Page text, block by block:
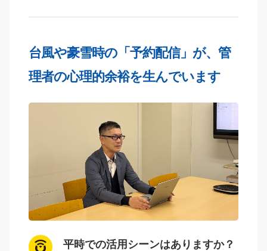
台風や豪雪時の「予約配信」が、管
理者の心理的余裕を生んでいます
平時での活用シーンはありますか？